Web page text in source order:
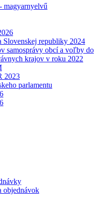
magyarnyelvű
Slovenskej republiky 2024
samosprávy obcí a voľby do
krajov v roku 2022
2023
parlamentu
objednávok